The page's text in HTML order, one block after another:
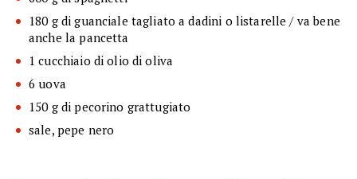
180 g di guanciale tagliato a dadini o listarelle / va bene
anche la pancetta
1 cucchiaio di olio di oliva
6 uova
150 g di pecorino grattugiato
sale, pepe nero